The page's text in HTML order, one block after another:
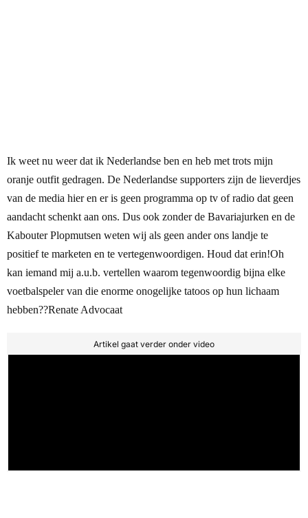
Ik weet nu weer dat ik Nederlandse ben en heb met trots mijn
oranje outfit gedragen. De Nederlandse supporters zijn de lieverdjes
van de media hier en er is geen programma op tv of radio dat geen
aandacht schenkt aan ons. Dus ook zonder de Bavariajurken en de
Kabouter Plopmutsen weten wij als geen ander ons landje te
positief te marketen en te vertegenwoordigen. Houd dat erin!Oh
kan iemand mij a.u.b. vertellen waarom tegenwoordig bijna elke
voetbalspeler van die enorme onogelijke tatoos op hun lichaam
hebben??Renate Advocaat
Artikel gaat verder onder video